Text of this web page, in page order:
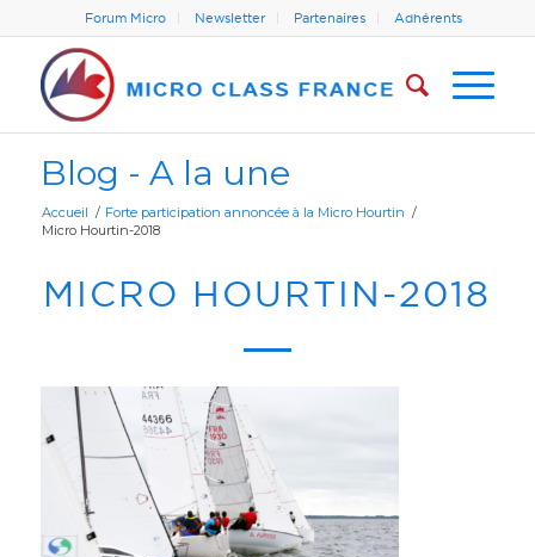
Forum Micro Newsletter Partenaires Adhérents
Blog - A la une
Accueil / Forte participation annoncée à la Micro Hourtin /
Micro Hourtin-2018
MICRO HOURTIN-2018